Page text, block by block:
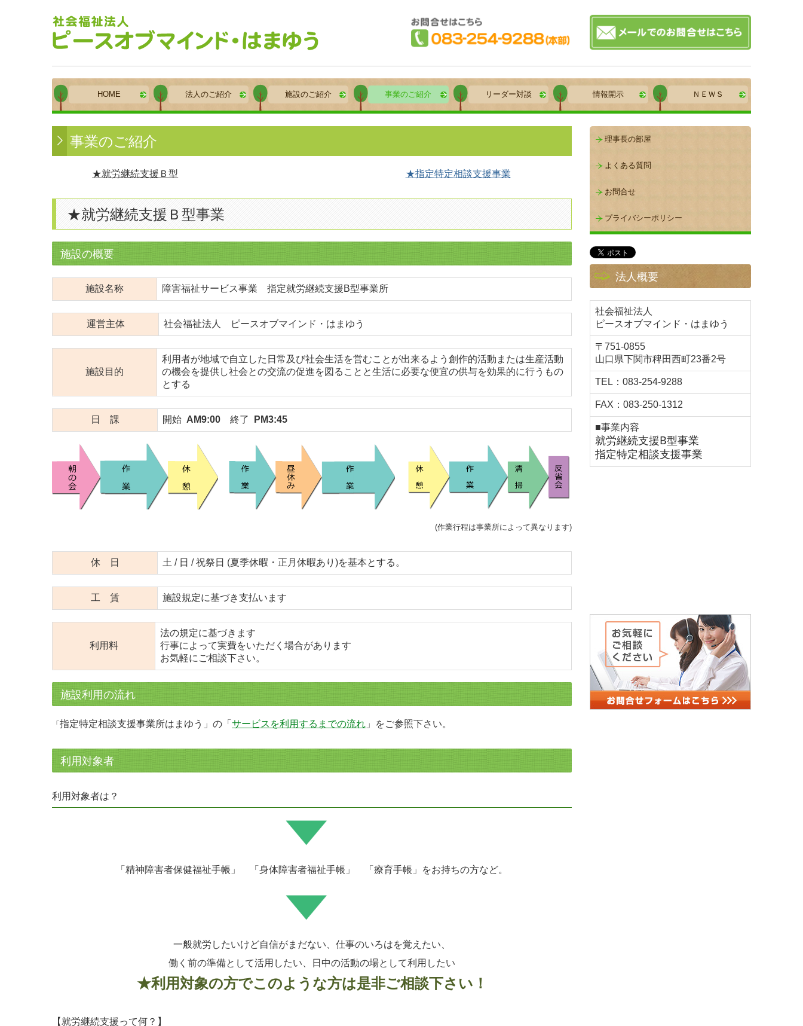
HOME 法人のご紹介 施設のご紹介 事業のご紹介 リーダー対談 情報開示 ＮＥＷＳ
事業のご紹介
★就労継続支援Ｂ型 ★指定特定相談支援事業
★就労継続支援Ｂ型事業
施設の概要
施設名称 障害福祉サービス事業 指定就労継続支援B型事業所
運営主体 社会福祉法人 ピースオブマインド・はまゆう
施設目的
利用者が地域で自立した日常及び社会生活を営むことが出来るよう創作的活動または生産活動
の機会を提供し社会との交流の促進を図ることと生活に必要な便宜の供与を効果的に行うもの
とする
日 課 開始 AM9:00 終了 PM3:45
(作業行程は事業所によって異なります)
休 日 土 / 日 / 祝祭日 (夏季休暇・正月休暇あり)を基本とする。
工 賃 施設規定に基づき支払います
利用料
法の規定に基づきます
行事によって実費をいただく場合があります
お気軽にご相談下さい。
施設利用の流れ
「 指定特定相談支援事業所はまゆう」の「 サービスを利用するまでの流れ 」をご参照下さい。
利用対象者
利用対象者は？
「精神障害者保健福祉手帳」 「身体障害者福祉手帳」 「療育手帳」をお持ちの方など。
一般就労したいけど自信がまだない、 仕事のいろはを覚えたい、
働く前の準備として活用したい、日中の活動の場として利用したい
★利用対象の方でこのような方は是非ご相談下さい！
【就労継続支援って何？】
理事長の部屋
よくある質問
お問合せ
プライバシーポリシー
法人概要
社会福祉法人
ピースオブマインド・はまゆう
〒751-0855
山口県下関市稗田西町23番2号
TEL：083-254-9288
FAX：083-250-1312
■事業内容
就労継続支援B型事業
指定特定相談支援事業